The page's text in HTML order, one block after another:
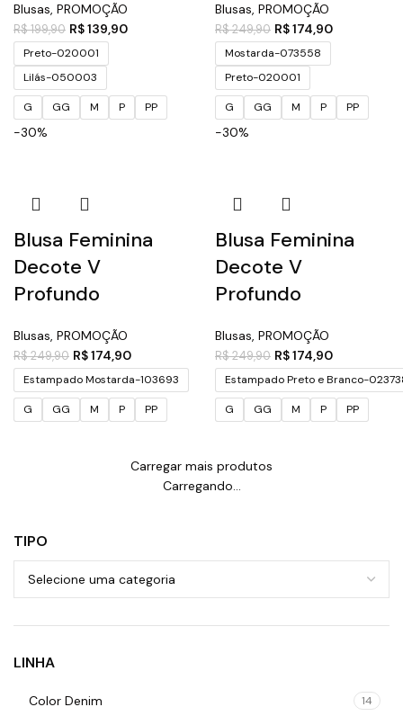
TIPO
LINHA
Color Denim 14
Blusas, PROMOÇÃO
R$199,90 R$139,90
Preto-020001
Lilás-050003
G GG M P PP
Blusas, PROMOÇÃO
R$249,90 R$174,90
Mostarda-073558
Preto-020001
G GG M P PP
-30%
Blusa Feminina
Decote V
Profundo
Blusas, PROMOÇÃO
R$249,90 R$174,90
Estampado Mostarda-103693
G GG M P PP
-30%
Blusa Feminina
Decote V
Profundo
Blusas, PROMOÇÃO
R$249,90 R$174,90
Estampado Preto e Branco-
G GG M P PP
Carregar mais produtos
Carregando...